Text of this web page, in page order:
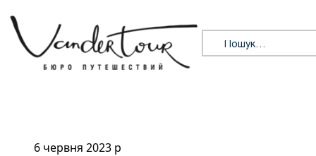
Пошук:
6 червня 2023 р